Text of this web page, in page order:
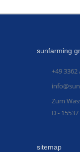
sunfarming
+49 3362
Zum
D -
sitemap